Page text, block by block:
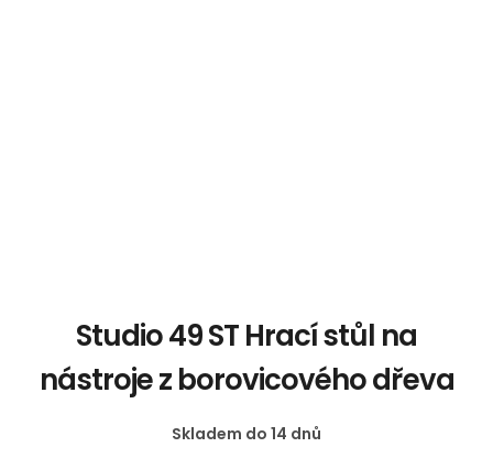
Studio 49 ST Hrací stůl na
nástroje z borovicového dřeva
Skladem do 14 dnů